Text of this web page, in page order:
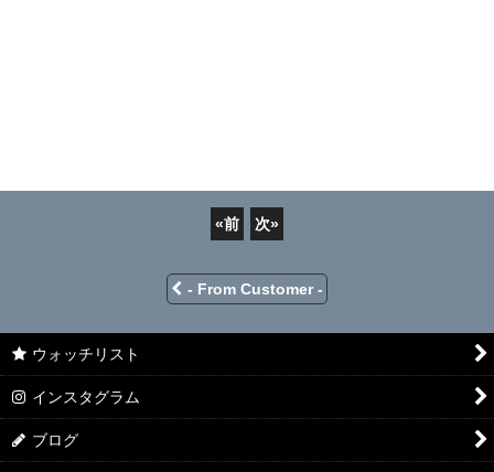
«前 次»
- From Customer -
ウォッチリスト
インスタグラム
ブログ